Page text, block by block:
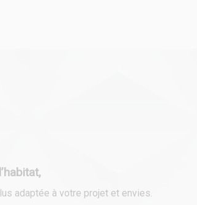
adaptée à votre projet et envies.